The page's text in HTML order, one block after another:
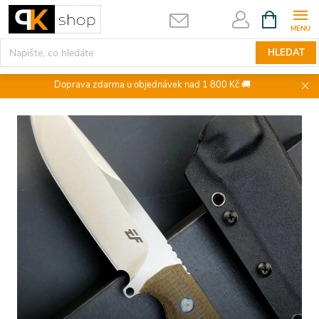
Přejít
obsah
HLEDAT
NÁKUPNÍ
KOŠÍK
Doprava zdarma u objednávek nad 1 800 Kč 🚚
O
d
o